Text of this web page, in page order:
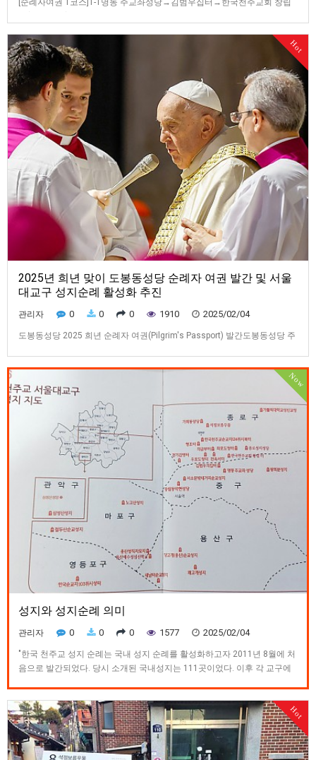
[순례자여권 1코스]1-1명동 주교좌성당→김범우집터→한국천주교회 창립
립 터(이벽 집터)→좌포도청 터→종로 성지성당→ 가톨릭대학교 성신교정
[서울 제1코스 안내] GPX 코스 파일 및 트레킹 앱을 이용하여 성지 찾아가기
위…
Hot
2025년 희년 맞이 도봉동성당 순례자 여권 발간 및 서울
대교구 성지순례 활성화 추진
관리자 0 0 0 1910 2025/02/04
도봉동성당 2025 희년 순례자 여권(Pilgrim's Passport) 발간도봉동성당 주
교구 성지순례자 여권을 발간하고 개인.단체.반.구역 단위로 서울대교구 성
지 순례를 적극 권장하는 2025년 사목지…
Now
성지와 성지순례 의미
관리자 0 0 0 1577 2025/02/04
"한국 천주교 성지 순례는 국내 성지 순례를 활성화하고자 2011년 8월에 처
음으로 발간되었다. 당시 소개된 국내성지는 111곳이었다. 이후 각 교구에
교자현양과 성지순례사목 위원회는 성지의 개념을 정립할 필…
Hot